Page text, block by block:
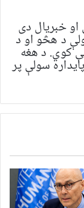
خبریال دی
د هڅو او د
کوي. د هغه
سولې پر